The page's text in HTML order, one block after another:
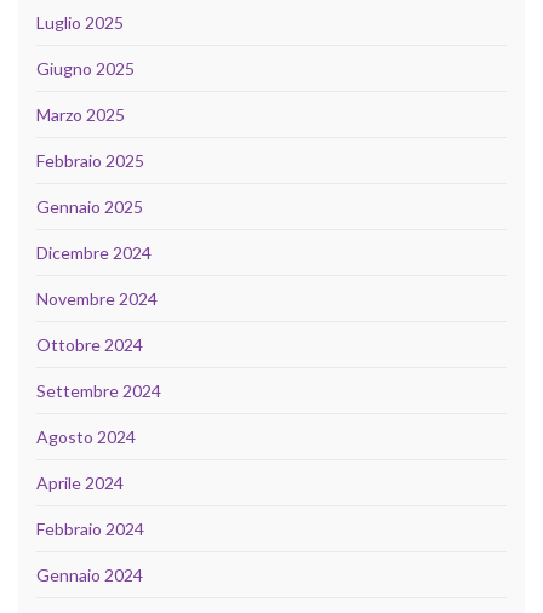
Luglio 2025
Giugno 2025
Marzo 2025
Febbraio 2025
Gennaio 2025
Dicembre 2024
Novembre 2024
Ottobre 2024
Settembre 2024
Agosto 2024
Aprile 2024
Febbraio 2024
Gennaio 2024